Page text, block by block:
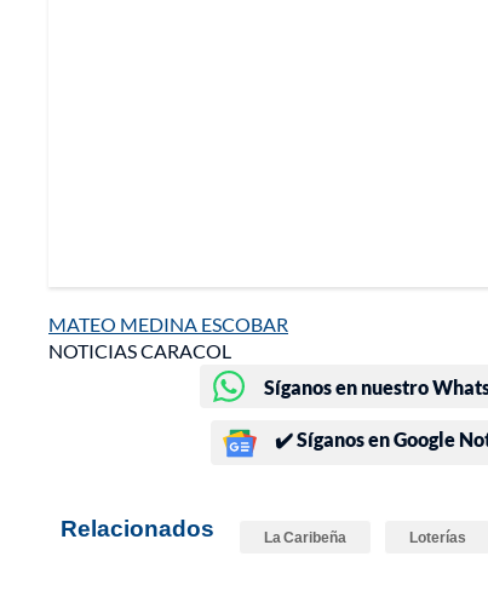
MATEO MEDINA ESCOBAR
NOTICIAS CARACOL
Síganos en nuestro
✔️ Síganos en Google
Relacionados La Caribeña Loterías